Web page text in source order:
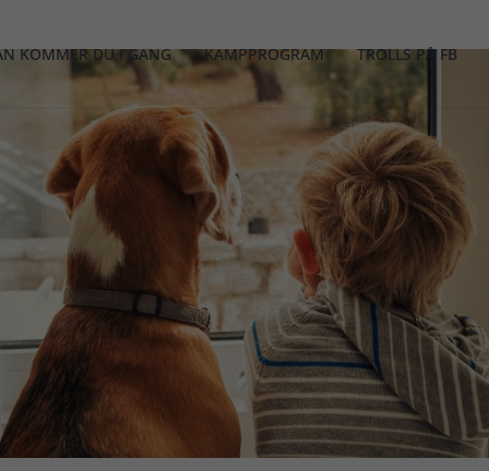
KOMMER DU I GANG KAMPPROGRAM TROLLS PÅ FB